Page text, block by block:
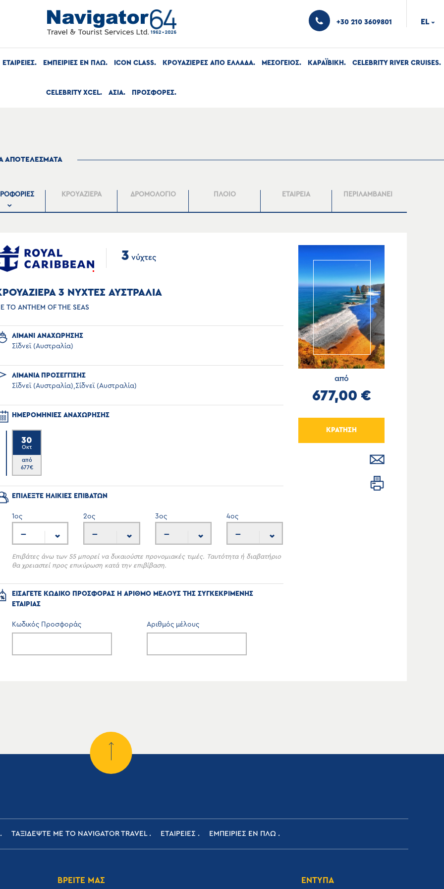
+30 210 3609801 EL ›
ΕΤΑΙΡΕΙΕΣ ΕΜΠΕΙΡΙΕΣ ΕΝ ΠΛΩ ICON CLASS ΚΡΟΥΑΖΙΕΡΕΣ ΑΠΟ ΕΛΛΑΔΑ ΜΕΣΟΓΕΙΟΣ ΚΑΡΑΪΒΙΚΗ CELEBRITY RIVER CRUISES
CELEBRITY XCEL ΑΣΙΑ ΠΡΟΣΦΟΡΕΣ
ΑΠΟΤΕΛΕΣΜΑΤΑ
ΚΡΟΥΑΖΙΕΡΑ ΔΡΟΜΟΛΟΓΙΟ ΠΛΟΙΟ ΕΤΑΙΡΕΙΑ ΠΕΡΙΛΑΜΒΑΝΕΙ
3 νύχτες
3 ΝΥΧΤΕΣ ΑΥΣΤΡΑΛΙΑ
ΤΟ ANTHEM OF THE SEAS
ΛΙΜΑΝΙ ΑΝΑΧΩΡΗΣΗΣ
Σίδνεϊ (Αυστραλία)
ΛΙΜΑΝΙΑ ΠΡΟΣΕΓΓΙΣΗΣ
Σίδνεϊ (Αυστραλία),Σίδνεϊ (Αυστραλία)
ΗΜΕΡΟΜΗΝΙΕΣ ΑΝΑΧΩΡΗΣΗΣ
30
Οκτ
από
677€
ΕΠΙΛΕΞΤΕ ΗΛΙΚΙΕΣ ΕΠΙΒΑΤΩΝ
1ος
---
2ος
---
3ος
---
4ος
---
Επιβάτες άνω των 55 μπορεί να δικαιούστε προνομιακές τιμές. Ταυτότητα ή διαβατήριο
θα χρειαστεί προς επικύρωση κατά την επιβίβαση.
ΕΙΣΑΓΕΤΕ ΚΩΔΙΚΟ ΠΡΟΣΦΟΡΑΣ Η ΑΡΙΘΜΟ ΜΕΛΟΥΣ ΤΗΣ ΣΥΓΚΕΚΡΙΜΕΝΗΣ
ΕΤΑΙΡΙΑΣ
Κωδικός Προσφοράς Αριθμός μέλους
από
677,00 €
ΚΡΑΤΗΣΗ
ΤΑΞΙΔΕΨΤΕ ΜΕ ΤΟ NAVIGATOR TRAVEL ΕΤΑΙΡΕΙΕΣ ΕΜΠΕΙΡΙΕΣ ΕΝ ΠΛΩ
ΒΡΕΙΤΕ ΜΑΣ ΕΝΤΥΠΑ